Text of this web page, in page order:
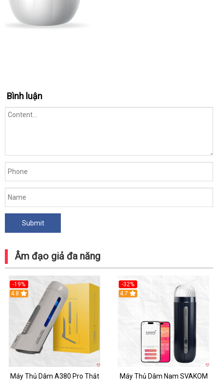
Động
Xoay
Tại
Nhà
Bình luận
Âm đạo giả đa năng
-19%
Hot
4.8
Máy Thủ Dâm A380 Pro Thắt
-32%
Hot
4.7
Máy Thủ Dâm Nam SVAKOM